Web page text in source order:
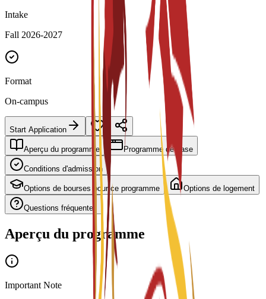
Intake
Fall 2026-2027
Format
On-campus
Start Application
Aperçu du programme Programme de base
Conditions d'admission
Options de bourses pour ce programme Options de logement
Questions fréquentes
Aperçu du programme
Important Note